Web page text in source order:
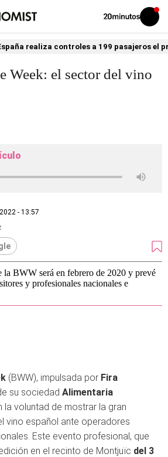
Volver
Iniciar
sesión
realiza controles a 199 pasajeros el
Week: el sector del vino
- 13:57
la BWW será en febrero de 2020 y prevé
y profesionales nacionales e
(BWW), impulsada por Fira
su sociedad Alimentaria
la voluntad de mostrar la gran
vino español ante operadores
Este evento profesional, que
en el recinto de Montjuïc del 3